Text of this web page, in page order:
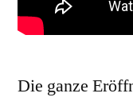
Die ganze